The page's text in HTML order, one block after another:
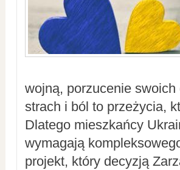
wojną, porzucenie swoich
strach i ból to przeżycia,
Dlatego mieszkańcy
wymagają
projekt, który decyzją